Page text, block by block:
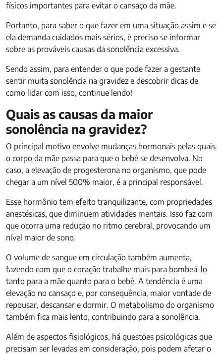
físicos importantes para evitar o cansaço da mãe.
Portanto, para saber o que fazer em uma situação assim e se
ela demanda cuidados mais sérios, é preciso se informar
sobre as prováveis causas da sonolência excessiva.
Sendo assim, para entender o que pode fazer a gestante
sentir muita sonolência na gravidez e descobrir dicas de
como lidar com isso, continue lendo!
Quais as causas da maior
sonolência na gravidez?
O principal motivo envolve mudanças hormonais pelas quais
o corpo da mãe passa para que o bebê se desenvolva. No
caso, a elevação de progesterona no organismo, que pode
chegar a um nível 500% maior, é a principal responsável.
Esse hormônio tem efeito tranquilizante, com propriedades
anestésicas, que diminuem atividades mentais. Isso faz com
que ocorra uma redução no ritmo cerebral, provocando um
nível maior de sono.
O volume de sangue em circulação também aumenta,
fazendo com que o coração trabalhe mais para bombeá-lo
tanto para a mãe quanto para o bebê. A tendência é uma
elevação no cansaço e, por consequência, maior vontade de
repousar, descansar e dormir. O metabolismo do organismo
também fica mais lento, contribuindo para a sonolência.
Além de aspectos fisiológicos, há questões psicológicas que
precisam ser levadas em consideração, pois podem afetar o